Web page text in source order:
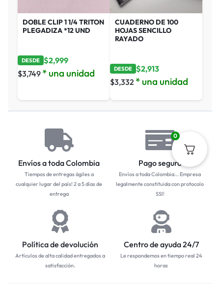
DOBLE CLIP 1 1/4 TRITON
PLEGADIZA *12 UND
DESDE $2,999
$3,749 * una unidad
CUADERNO DE 100
HOJAS SENCILLO
RAYADO
DESDE $2,913
$3,332 * una unidad
Envíos a toda Colombia
Tiempos de entregas ágiles a
cualquier lugar del país! 2 a 5 días de
entrega
Pago seguro
Envíos a toda Colombia... Empresa
legalmente constituida con protocolo
SSl!
Política de devolución
Artículos de alta calidad entregados a
satisfacción.
Centro de ayuda 24/7
Le respondemos en tiempo real 24
horas
0